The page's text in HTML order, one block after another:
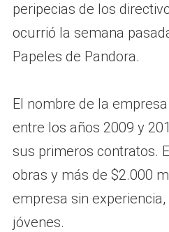
peripecias de los
ocurrió la semana
Papeles de Pandora.
El nombre de la
entre los años 2009 y
sus primeros contratos.
obras y más de $2.000
empresa sin
jóvenes.